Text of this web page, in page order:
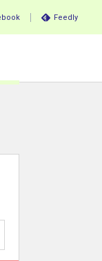
Feedly